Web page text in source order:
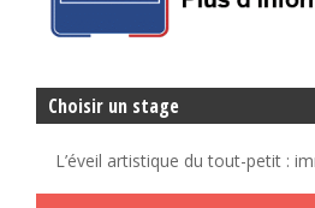
Choisir un stage